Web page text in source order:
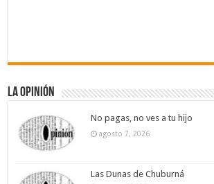
La Opinión
No pagas, no ves a tu hijo
agosto 7, 2026
Las Dunas de Chuburná